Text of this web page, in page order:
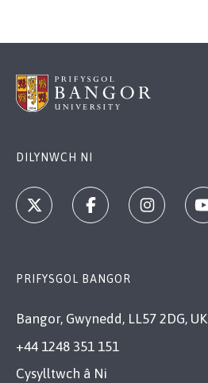
DILYNWCH NI
PRIFYSGOL BANGOR
Bangor, Gwynedd, LL57 2DG, UK
+44 1248 351 151
Cysylltwch â Ni